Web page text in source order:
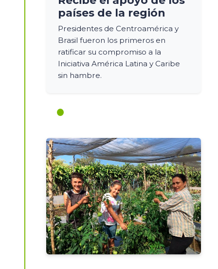
países de la región
Presidentes de Centroamérica y
Brasil fueron los primeros en
ratificar su compromiso a la
Iniciativa América Latina y Caribe
sin hambre.